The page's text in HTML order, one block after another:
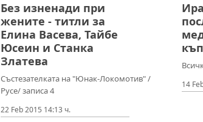
Без изненади при
жените - титли за
Елина Васева, Тайбе
Юсеин и Станка
Златева
Състезателката на "Юнак-Локомотив" /
Русе/ записа 4
22 Feb 2015 14:13 ч.
14